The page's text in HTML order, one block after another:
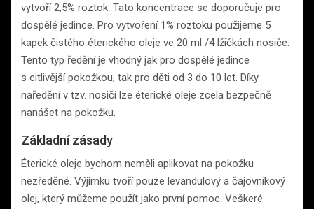
vytvoří 2,5% roztok. Tato koncentrace se doporučuje pro
dospělé jedince. Pro vytvoření 1% roztoku použijeme 5
kapek čistého éterického oleje ve 20 ml /4 lžičkách nosiče.
Tento typ ředění je vhodný jak pro dospělé jedince
s citlivější pokožkou, tak pro děti od 3 do 10 let. Díky
naředění v tzv. nosiči lze éterické oleje zcela bezpečně
nanášet na pokožku.
Základní zásady
Éterické oleje bychom neměli aplikovat na pokožku
nezředěné. Výjimku tvoří pouze levandulový a čajovníkový
olej, který můžeme použít jako první pomoc. Veškeré